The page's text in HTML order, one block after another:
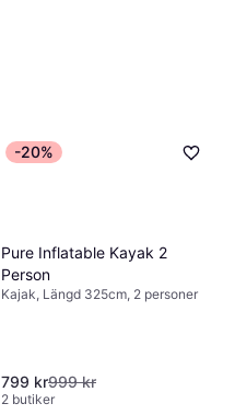
-20%
Pure Inflatable Kayak 2
Person
Kajak, Längd 325cm, 2 personer
799 kr999 kr
2 butiker